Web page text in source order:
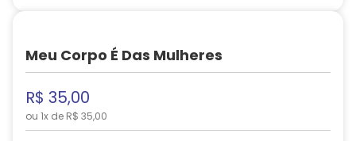
Meu Corpo É Das Mulheres
R$ 35,00
ou 1x de R$ 35,00